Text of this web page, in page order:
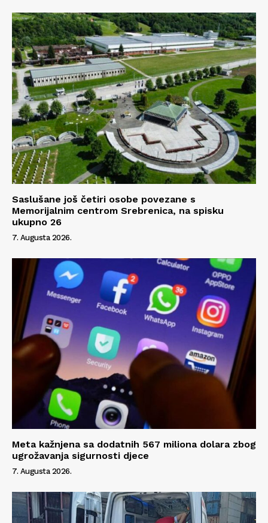
Info
O nama
Kontakt
Impressum
Saslušane još četiri osobe povezane s
Memorijalnim centrom Srebrenica, na spisku
ukupno 26
7. Augusta 2026.
Meta kažnjena sa dodatnih 567 miliona dolara zbog
ugrožavanja sigurnosti djece
7. Augusta 2026.